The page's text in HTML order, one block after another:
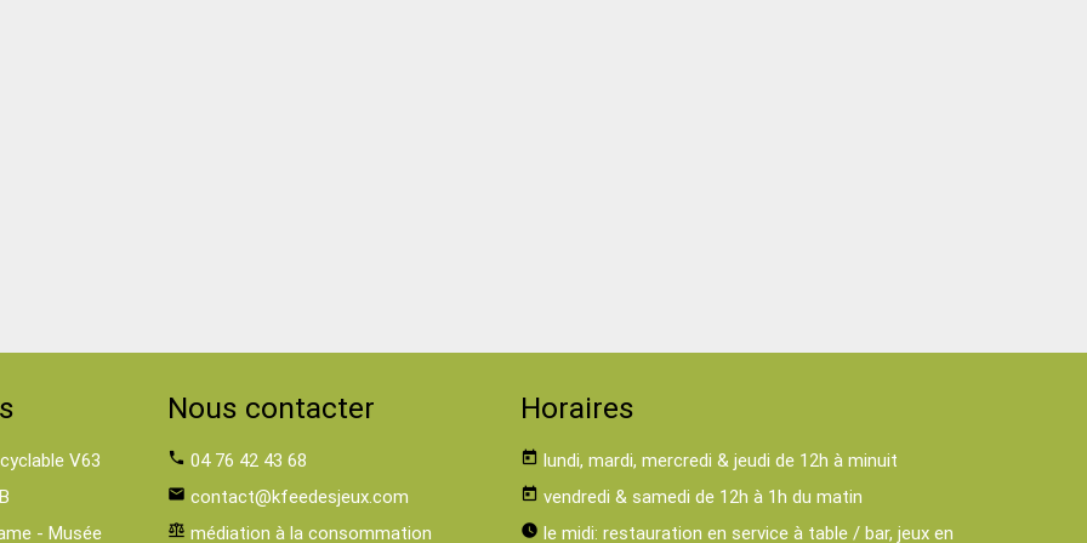
V63
- Musée
Nous contacter
phone 04 76 42 43 68
email contact@kfeedesjeux.com
balance médiation à la consommation
Horaires
today lundi, mardi, mercredi & jeudi de 12h à minuit
today vendredi & samedi de 12h à 1h du matin
watch_later le midi: restauration en service à table / bar, jeux en